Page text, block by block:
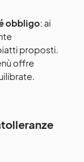
obbligo: ai
proposti.
offre